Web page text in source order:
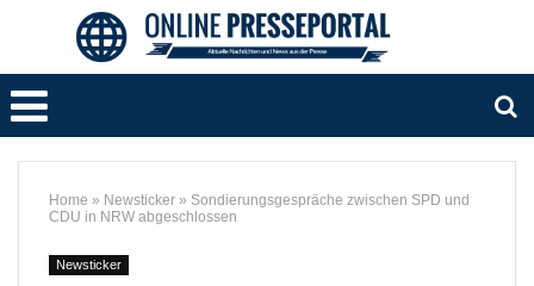
Home » Newsticker » Sondierungsgespräche zwischen SPD und
CDU in NRW abgeschlossen
Newsticker